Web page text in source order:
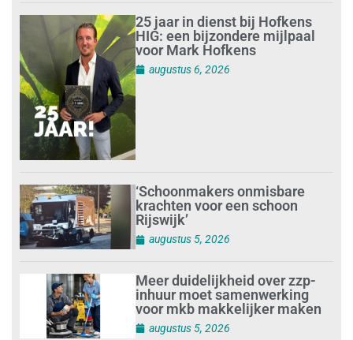
25 jaar in dienst bij Hofkens
HIG: een bijzondere mijlpaal
voor Mark Hofkens
augustus 6, 2026
‘Schoonmakers onmisbare
krachten voor een schoon
Rijswijk’
augustus 5, 2026
Meer duidelijkheid over zzp-
inhuur moet samenwerking
voor mkb makkelijker maken
augustus 5, 2026